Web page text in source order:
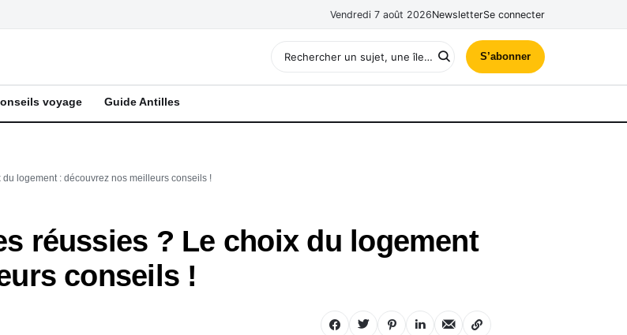
Vendredi 7 août 2026NewsletterSe connecter
S’abonner
voyage Guide Antilles
logement : découvrez nos meilleurs conseils !
réussies ? Le choix du logement
conseils !